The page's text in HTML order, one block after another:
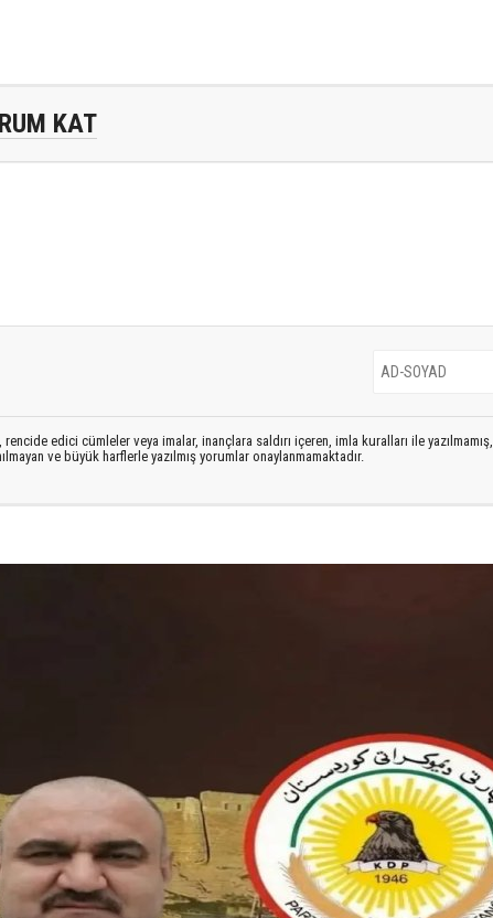
KAT
edici cümleler veya imalar, inançlara saldırı içeren, imla kuralları ile yazılmamış,
ve büyük harflerle yazılmış yorumlar onaylanmamaktadır.